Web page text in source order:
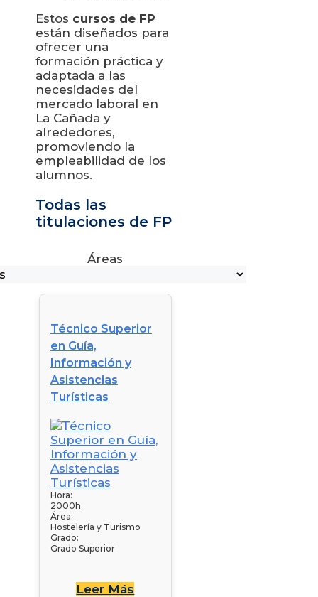
Estos cursos de FP
están diseñados para
ofrecer una
formación práctica y
adaptada a las
necesidades del
mercado laboral en
La Cañada y
alrededores,
promoviendo la
empleabilidad de los
alumnos.
Todas las
titulaciones de FP
Áreas
Técnico Superior
en Guía,
Información y
Asistencias
Turísticas
Hora:
2000h
Área:
Hostelería y Turismo
Grado:
Grado Superior
Leer Más